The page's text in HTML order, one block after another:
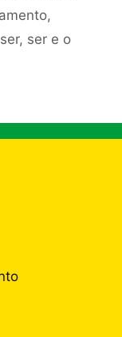
,
ser, ser e o